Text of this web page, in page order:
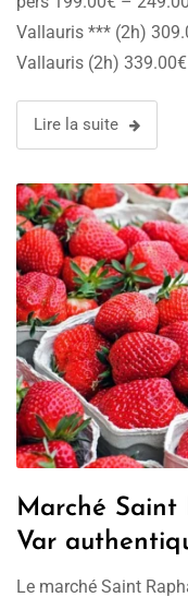
Vallauris *** (2h)
Vallauris (2h)
Lire la suite
Marché Saint
Var
Le marché Saint